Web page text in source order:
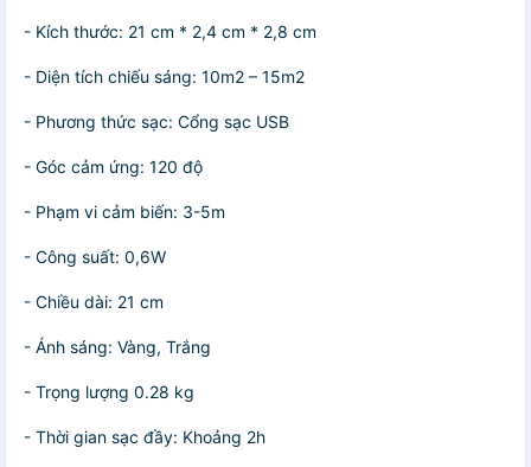
- Kích thước: 21 cm * 2,4 cm * 2,8 cm
- Diện tích chiếu sáng: 10m2 – 15m2
- Phương thức sạc: Cổng sạc USB
- Góc cảm ứng: 120 độ
- Phạm vi cảm biến: 3-5m
- Công suất: 0,6W
- Chiều dài: 21 cm
- Ánh sáng: Vàng, Trắng
- Trọng lượng 0.28 kg
- Thời gian sạc đầy: Khoảng 2h